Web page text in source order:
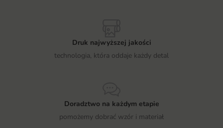
Druk najwyższej jakości
technologia, która oddaje każdy detal
Doradztwo na każdym etapie
pomożemy dobrać wzór i materiał